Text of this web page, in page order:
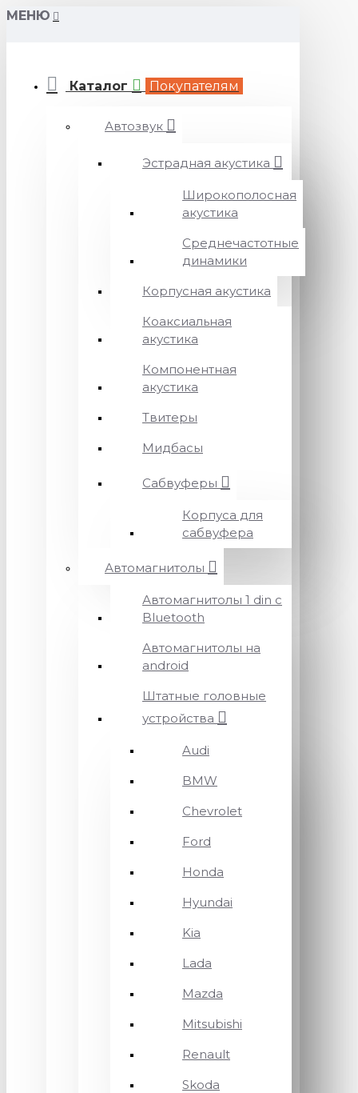
МЕНЮ
Каталог Покупателям
Автозвук
Эстрадная акустика
Широкополосная
акустика
Среднечастотные
динамики
Корпусная акустика
Коаксиальная
акустика
Компонентная
акустика
Твитеры
Мидбасы
Сабвуферы
Корпуса для
сабвуфера
Автомагнитолы
Автомагнитолы 1 din с
Bluetooth
Автомагнитолы на
android
Штатные головные
устройства
Audi
BMW
Chevrolet
Ford
Honda
Hyundai
Kia
Lada
Mazda
Mitsubishi
Renault
Skoda